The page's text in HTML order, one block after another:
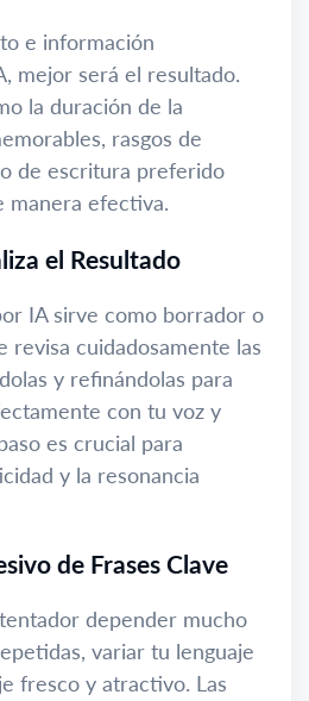
e información
mejor será el resultado.
la duración de la
rasgos de
de escritura preferido
manera efectiva.
el Resultado
IA sirve como borrador o
revisa cuidadosamente las
y refinándolas para
con tu voz y
es crucial para
y la resonancia
de Frases Clave
depender mucho
variar tu lenguaje
fresco y atractivo. Las